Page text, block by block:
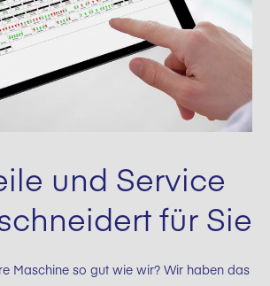
und Service
für Sie
Maschine so gut wie wir? Wir haben das